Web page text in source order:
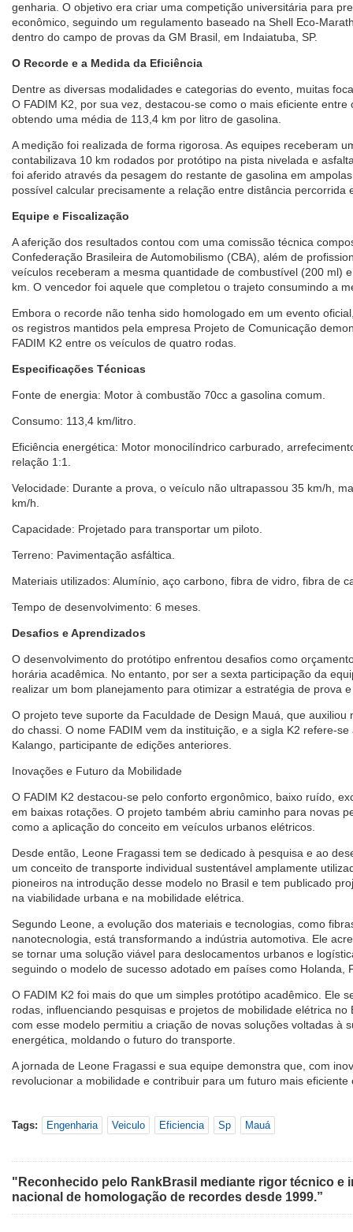
genharia. O objetivo era criar uma competição universitária para
econômico, seguindo um regulamento baseado na Shell Eco-
dentro do campo de provas da GM Brasil, em Indaiatuba, SP.
O Recorde e a Medida da Eficiência
Dentre as diversas modalidades e categorias do evento, muitas
O FADIM K2, por sua vez, destacou-se como o mais eficiente
obtendo uma média de 113,4 km por litro de gasolina.
A medição foi realizada de forma rigorosa. As equipes receberam
contabilizava 10 km rodados por protótipo na pista nivelada e
foi aferido através da pesagem do restante de gasolina em
possível calcular precisamente a relação entre distância percorrida
Equipe e Fiscalização
A aferição dos resultados contou com uma comissão técnica
Confederação Brasileira de Automobilismo (CBA), além de
veículos receberam a mesma quantidade de combustível (200 ml)
km. O vencedor foi aquele que completou o trajeto consumindo a
Embora o recorde não tenha sido homologado em um evento
os registros mantidos pela empresa Projeto de Comunicação
FADIM K2 entre os veículos de quatro rodas.
Especificações Técnicas
Fonte de energia: Motor à combustão 70cc a gasolina comum.
Consumo: 113,4 km/litro.
Eficiência energética: Motor monocilíndrico carburado,
relação 1:1.
Velocidade: Durante a prova, o veículo não ultrapassou 35 km/h,
km/h.
Capacidade: Projetado para transportar um piloto.
Terreno: Pavimentação asfáltica.
Materiais utilizados: Alumínio, aço carbono, fibra de vidro, fibra de
Tempo de desenvolvimento: 6 meses.
Desafios e Aprendizados
O desenvolvimento do protótipo enfrentou desafios como
horária acadêmica. No entanto, por ser a sexta participação da
realizar um bom planejamento para otimizar a estratégia de prova
O projeto teve suporte da Faculdade de Design Mauá, que auxiliou
do chassi. O nome FADIM vem da instituição, e a sigla K2 refere-
Kalango, participante de edições anteriores.
Inovações e Futuro da Mobilidade
O FADIM K2 destacou-se pelo conforto ergonômico, baixo ruído,
em baixas rotações. O projeto também abriu caminho para novas
como a aplicação do conceito em veículos urbanos elétricos.
Desde então, Leone Fragassi tem se dedicado à pesquisa e ao
um conceito de transporte individual sustentável amplamente
pioneiros na introdução desse modelo no Brasil e tem publicado
na viabilidade urbana e na mobilidade elétrica.
Segundo Leone, a evolução dos materiais e tecnologias, como
nanotecnologia, está transformando a indústria automotiva. Ele
se tornar uma solução viável para deslocamentos urbanos e
seguindo o modelo de sucesso adotado em países como Holanda,
O FADIM K2 foi mais do que um simples protótipo acadêmico. Ele
rodas, influenciando pesquisas e projetos de mobilidade elétrica no
com esse modelo permitiu a criação de novas soluções voltadas à
energética, moldando o futuro do transporte.
A jornada de Leone Fragassi e sua equipe demonstra que, com
revolucionar a mobilidade e contribuir para um futuro mais eficiente
Tags: Engenharia Veiculo Eficiencia Sp Mauá
"Reconhecido pelo RankBrasil mediante rigor técnico e
nacional de homologação de recordes desde 1999.”